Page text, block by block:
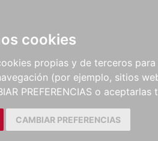
cookies
propias y de terceros
(por ejemplo, sitios
PREFERENCIAS o
CAMBIAR PREFERENCIAS
Y
PARTITURAS Y
CRÍTICAS